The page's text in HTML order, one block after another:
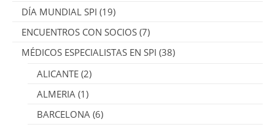
DÍA MUNDIAL SPI (19)
ENCUENTROS CON SOCIOS (7)
MÉDICOS ESPECIALISTAS EN SPI (38)
ALICANTE (2)
ALMERIA (1)
BARCELONA (6)